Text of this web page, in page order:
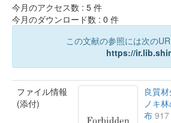
今月のアクセス数 : 5 件
今月のダウンロード数 : 0 件
この文献の参照には次の
https://
ファイル情報
(添付)
良質
ノキ
布 917